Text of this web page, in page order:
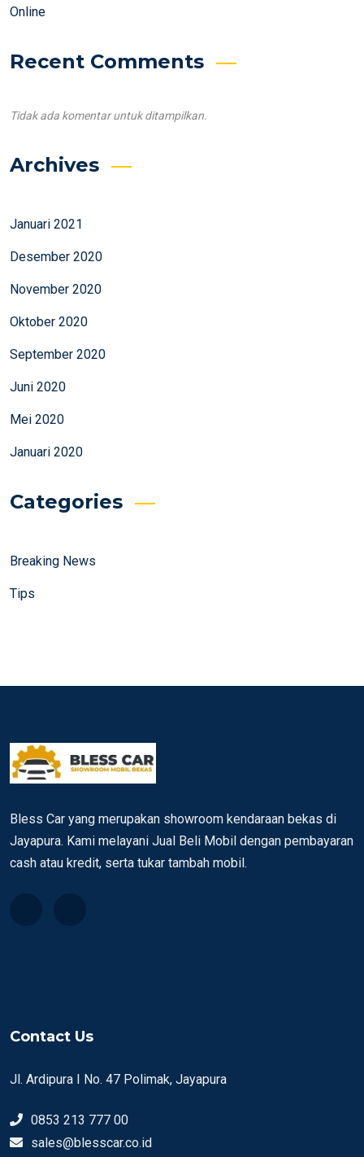
Online
Recent Comments
Tidak ada komentar untuk ditampilkan.
Archives
Januari 2021
Desember 2020
November 2020
Oktober 2020
September 2020
Juni 2020
Mei 2020
Januari 2020
Categories
Breaking News
Tips
Bless Car yang merupakan showroom kendaraan bekas di
Jayapura. Kami melayani Jual Beli Mobil dengan pembayaran
cash atau kredit, serta tukar tambah mobil.
Contact Us
Jl. Ardipura I No. 47 Polimak, Jayapura
0853 213 777 00
sales@blesscar.co.id